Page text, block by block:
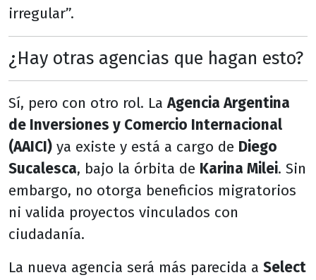
irregular”.
¿Hay otras agencias que hagan esto?
Sí, pero con otro rol. LaAgencia Argentina
de Inversiones y Comercio Internacional
(AAICI) ya existe y está a cargo de Diego
Sucalesca, bajo la órbita de Karina Milei. Sin
embargo, no otorga beneficios migratorios
ni valida proyectos vinculados con
ciudadanía.
La nueva agencia será más parecida a Select